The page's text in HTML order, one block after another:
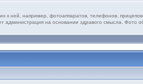
к ней, например, фотоаппаратов, телефонов,
администрация на основании здравого смысла. Фото